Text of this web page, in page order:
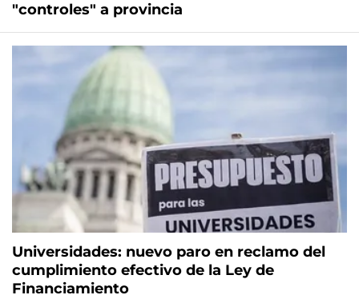
"controles" a provincia
Universidades: nuevo paro en reclamo del
cumplimiento efectivo de la Ley de
Financiamiento